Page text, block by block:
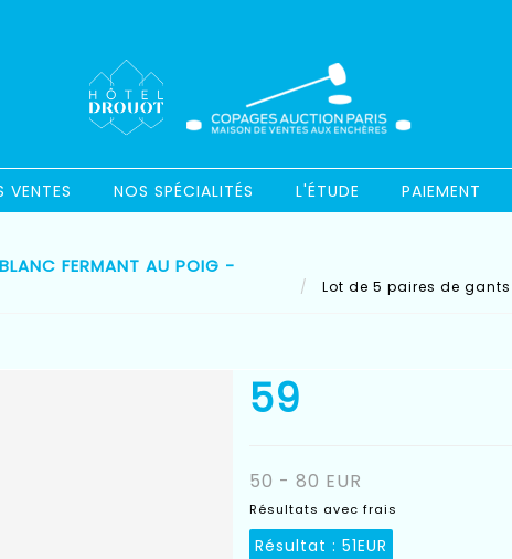
VENTES NOS SPÉCIALITÉS L'ÉTUDE PAIEMENT
FERMANT AU POIG -
Lot de 5 paires de
59
50 - 80 EUR
Résultats avec frais
Résultat : 51EUR